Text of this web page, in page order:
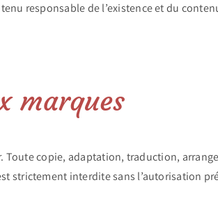
responsable de l’existence et du
marques
Toute copie, adaptation, traduction,
strictement interdite sans l’autorisation